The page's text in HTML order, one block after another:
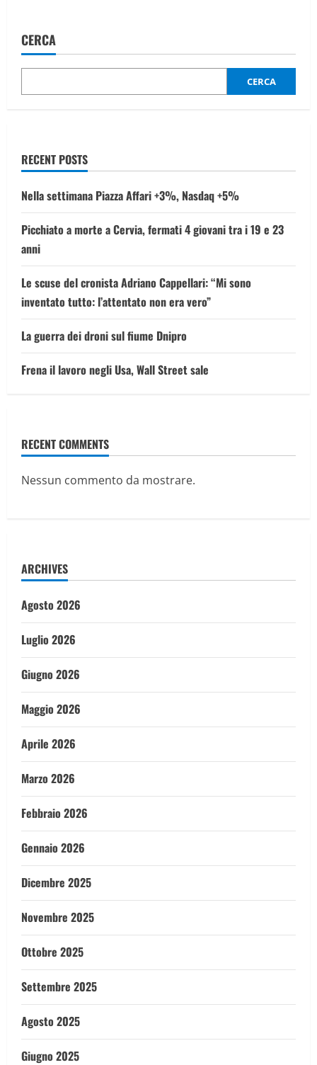
siciliana
nel
della
CERCA
CERCA
RECENT POSTS
Nella settimana Piazza Affari +3%, Nasdaq +5%
Picchiato a morte a Cervia, fermati 4 giovani tra i 19 e 23
anni
Le scuse del cronista Adriano Cappellari: “Mi sono
inventato tutto: l’attentato non era vero”
La guerra dei droni sul fiume Dnipro
Frena il lavoro negli Usa, Wall Street sale
RECENT COMMENTS
Nessun commento da mostrare.
ARCHIVES
Agosto 2026
Luglio 2026
Giugno 2026
Maggio 2026
Aprile 2026
Marzo 2026
Febbraio 2026
Gennaio 2026
Dicembre 2025
Novembre 2025
Ottobre 2025
Settembre 2025
Agosto 2025
Giugno 2025